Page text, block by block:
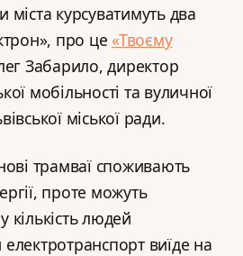
міста курсуватимуть два
про це«Твоєму
Забарило, директор
мобільності та вуличної
міської ради.
трамваї споживають
проте можуть
кількість людей
виїде на